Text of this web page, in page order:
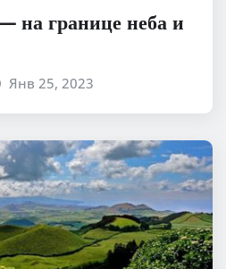
на границе неба и
Янв 25, 2023